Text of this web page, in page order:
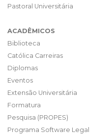
Pastoral Universitária
ACADÊMICOS
Biblioteca
Católica Carreiras
Diplomas
Eventos
Extensão Universitária
Formatura
Pesquisa (PROPES)
Programa Software Legal